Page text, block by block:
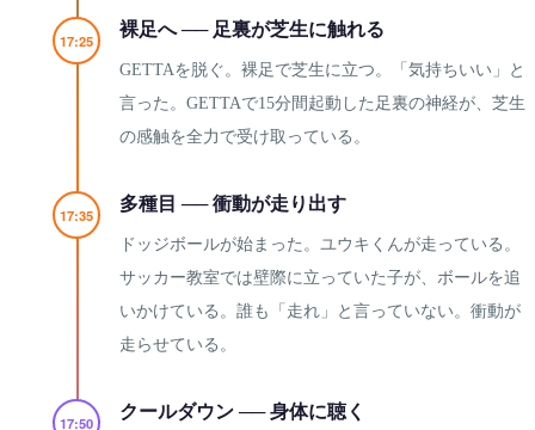
17:25
裸足へ ── 足裏が芝生に触れる
GETTAを脱ぐ。裸足で芝生に立つ。「気持ちいい」と
言った。GETTAで15分間起動した足裏の神経が、芝生
の感触を全力で受け取っている。
17:35
多種目 ── 衝動が走り出す
ドッジボールが始まった。ユウキくんが走っている。
サッカー教室では壁際に立っていた子が、ボールを追
いかけている。誰も「走れ」と言っていない。衝動が
走らせている。
17:50
クールダウン ── 身体に聴く